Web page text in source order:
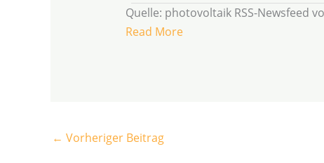
Quelle: photovoltaik RSS-Newsfeed
Read More
← Vorheriger Beitrag